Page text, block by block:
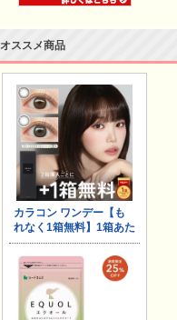
オススメ商品